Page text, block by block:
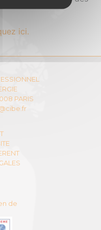
ici.
PARIS
de